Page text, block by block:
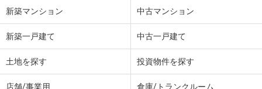
新築マンション 中古マンション
新築一戸建て 中古一戸建て
土地を探す 投資物件を探す
店舗/事業用 倉庫/トランクルーム